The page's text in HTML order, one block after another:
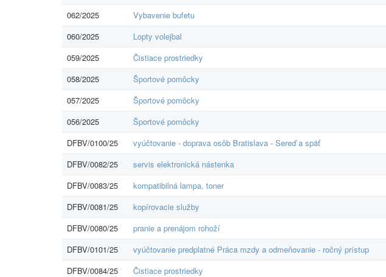
062/2025
Vybavenie bufetu
060/2025
Lopty volejbal
059/2025
Čistiace prostriedky
058/2025
Športové pomôcky
057/2025
Športové pomôcky
056/2025
Športové pomôcky
DFBV/0100/25
vyúčtovanie - doprava osôb Bratislava - Sereď a späť
DFBV/0082/25
servis elektronická nástenka
DFBV/0083/25
kompatibilná lampa, toner
DFBV/0081/25
kopírovacie služby
DFBV/0080/25
pranie a prenájom rohoží
DFBV/0101/25
vyúčtovanie predplatné Práca mzdy a odmeňovanie - ročný prístup
DFBV/0084/25
Čistiace prostriedky